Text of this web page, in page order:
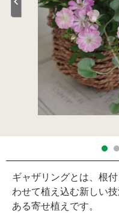
ギャザリングとは、根
わせて植え込む新しい
ある寄せ植えです。